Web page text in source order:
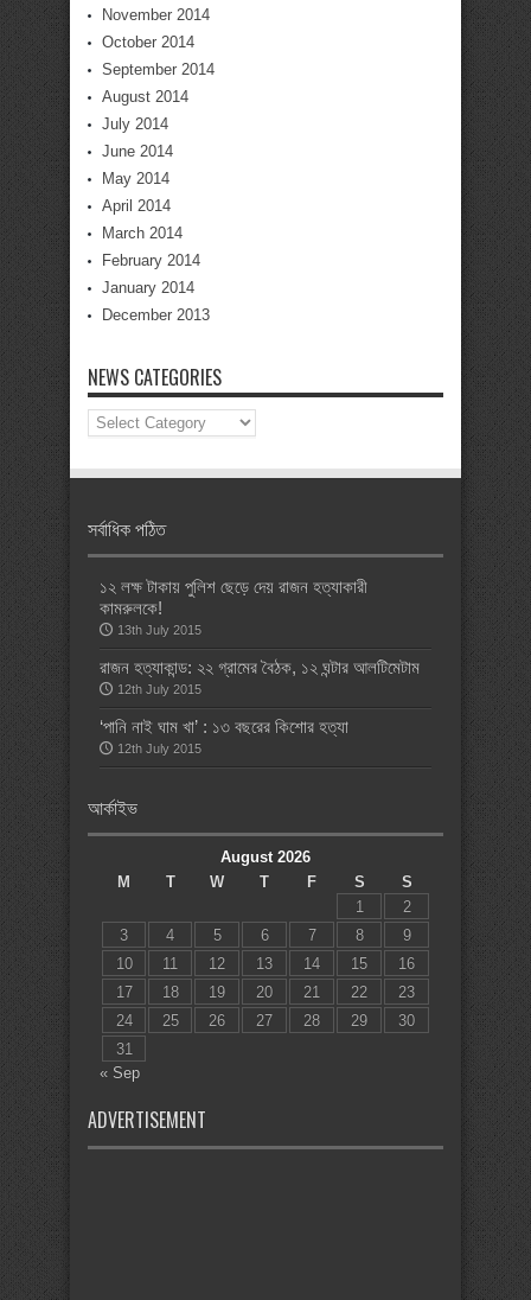
November 2014
October 2014
September 2014
August 2014
July 2014
June 2014
May 2014
April 2014
March 2014
February 2014
January 2014
December 2013
NEWS CATEGORIES
News
Categories
সর্বাধিক পঠিত
১২ লক্ষ টাকায় পুলিশ ছেড়ে দেয় রাজন হত্যাকারী
কামরুলকে!
13th July 2015
রাজন হত্যাকান্ড: ২২ গ্রামের বৈঠক, ১২ ঘন্টার আলটিমেটাম
12th July 2015
‘পানি নাই ঘাম খা’ : ১৩ বছরের কিশোর হত্যা
12th July 2015
আর্কাইভ
August 2026
M
T W T F S
S
1
2
3
4 5 6 7 8
9
10
11 12 13 14 15
16
17
18 19 20 21 22
23
24
25 26 27 28 29
30
31
« Sep
ADVERTISEMENT